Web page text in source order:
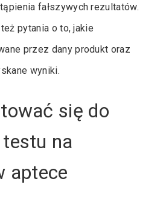
fałszywych rezultatów.
pytania o to, jakie
przez dany produkt oraz
wyniki.
się do
na
aptece